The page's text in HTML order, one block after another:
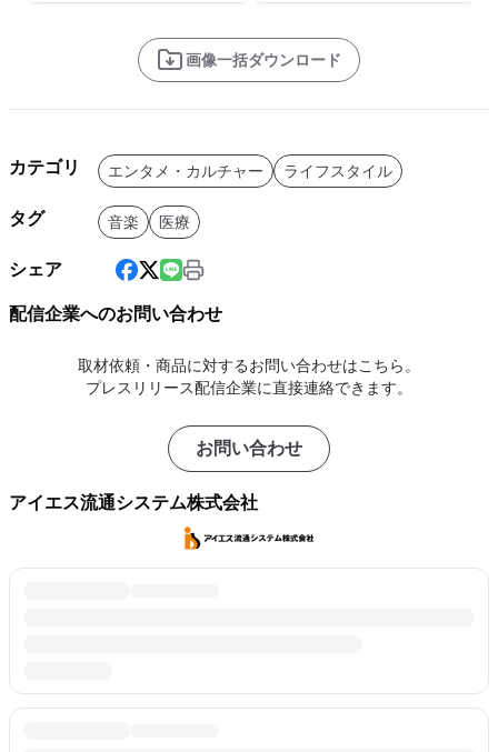
画像一括ダウンロード
カテゴリ エンタメ・カルチャー ライフスタイル
タグ 音楽 医療
シェア
配信企業へのお問い合わせ
取材依頼・商品に対するお問い合わせはこちら。
プレスリリース配信企業に直接連絡できます。
お問い合わせ
アイエス流通システム株式会社